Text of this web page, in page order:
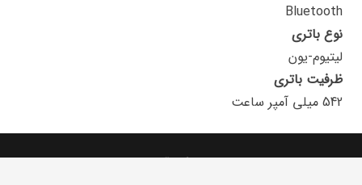
Bluetooth
نوع باتری
لیتیوم-یون
ظرفیت باتری
542 میلی آمپر ساعت
تمامی حقوق برای فروشگاه آنلاین محفوظ است